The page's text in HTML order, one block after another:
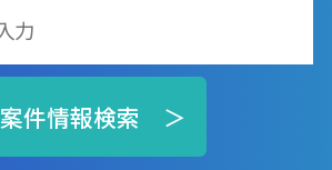
案件情報検索 ＞